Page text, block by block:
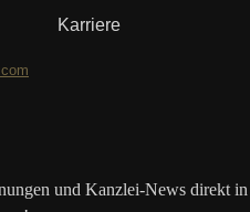
Karriere
und Kanzlei-News direkt in